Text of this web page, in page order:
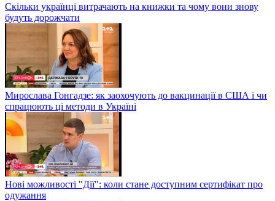
Скільки українці витрачають на книжки та чому вони знову
будуть дорожчати
Мирослава Гонгадзе: як заохочують до вакцинації в США і чи
спрацюють ці методи в Україні
Нові можливості "Дії": коли стане доступним сертифікат про
одужання